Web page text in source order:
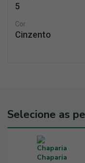
5
Cor
Cinzento
Selecione as
Chaparia